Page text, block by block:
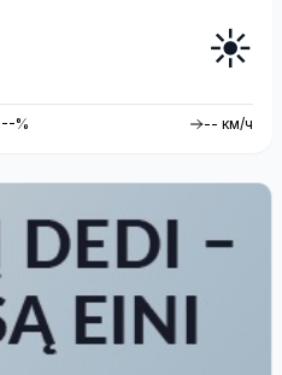
☀️
--% -- км/ч